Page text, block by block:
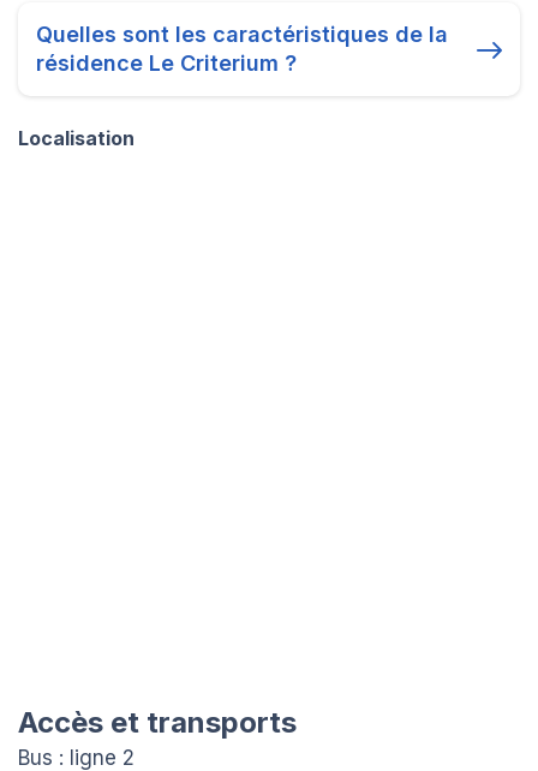
Quelles sont les caractéristiques de la
résidence Le Criterium ?
Localisation
Accès et transports
Bus : ligne 2